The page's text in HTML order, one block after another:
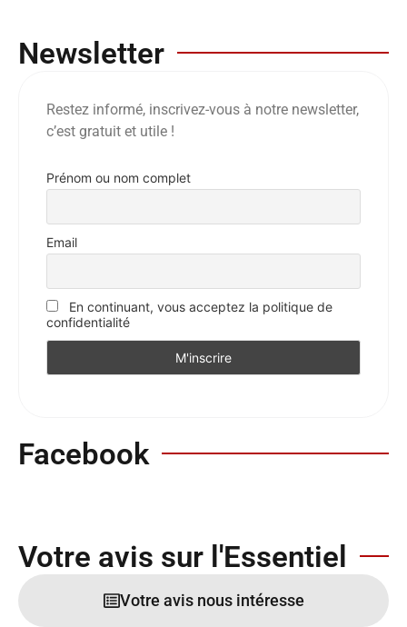
Newsletter
Restez informé, inscrivez-vous à notre newsletter,
c’est gratuit et utile !
Prénom ou nom complet
Email
En continuant, vous acceptez la politique de
confidentialité
Facebook
Votre avis sur l'Essentiel
Votre avis nous intéresse